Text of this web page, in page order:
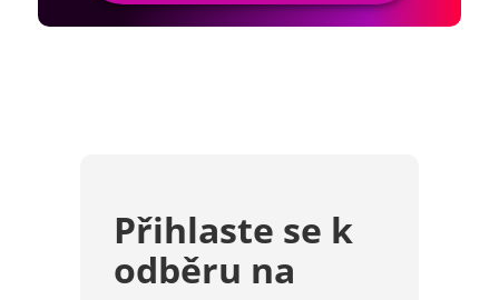
Přihlaste se k
odběru na